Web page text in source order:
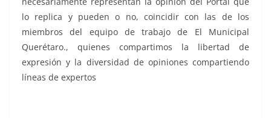
lo replica y pueden o no, coincidir con las de los
miembros del equipo de trabajo de El Municipal
Querétaro., quienes compartimos la libertad de
expresión y la diversidad de opiniones compartiendo
líneas de expertos